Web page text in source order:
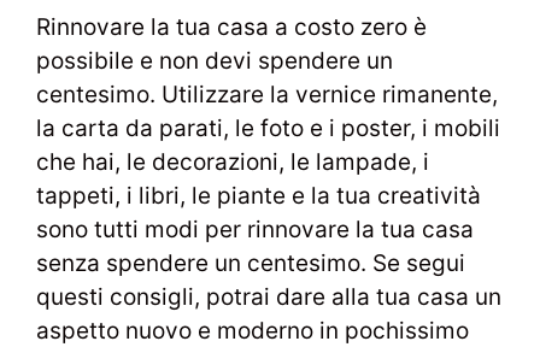
Rinnovare la tua casa a costo zero è
possibile e non devi spendere un
centesimo. Utilizzare la vernice rimanente,
la carta da parati, le foto e i poster, i mobili
che hai, le decorazioni, le lampade, i
tappeti, i libri, le piante e la tua creatività
sono tutti modi per rinnovare la tua casa
senza spendere un centesimo. Se segui
questi consigli, potrai dare alla tua casa un
aspetto nuovo e moderno in pochissimo